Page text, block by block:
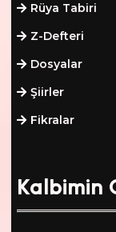
Rüya Tabiri
Z-Defteri
Dosyalar
Şiirler
Fikralar
Kalbimin